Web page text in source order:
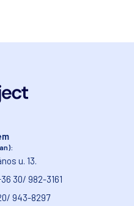
u. 13.
30/ 982-3161
943-8297